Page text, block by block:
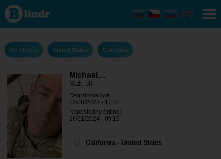
Michael
Bernard -
On hledá
ji
On hledá ji United States California
Michael…
Muž, 50
Registrovaný/á:
02/08/2023 - 17:40
Naposledny online:
26/01/2024 - 00:19
California - United States